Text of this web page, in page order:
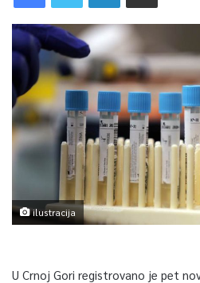
ilustracija
U Crnoj Gori registrovano je pet